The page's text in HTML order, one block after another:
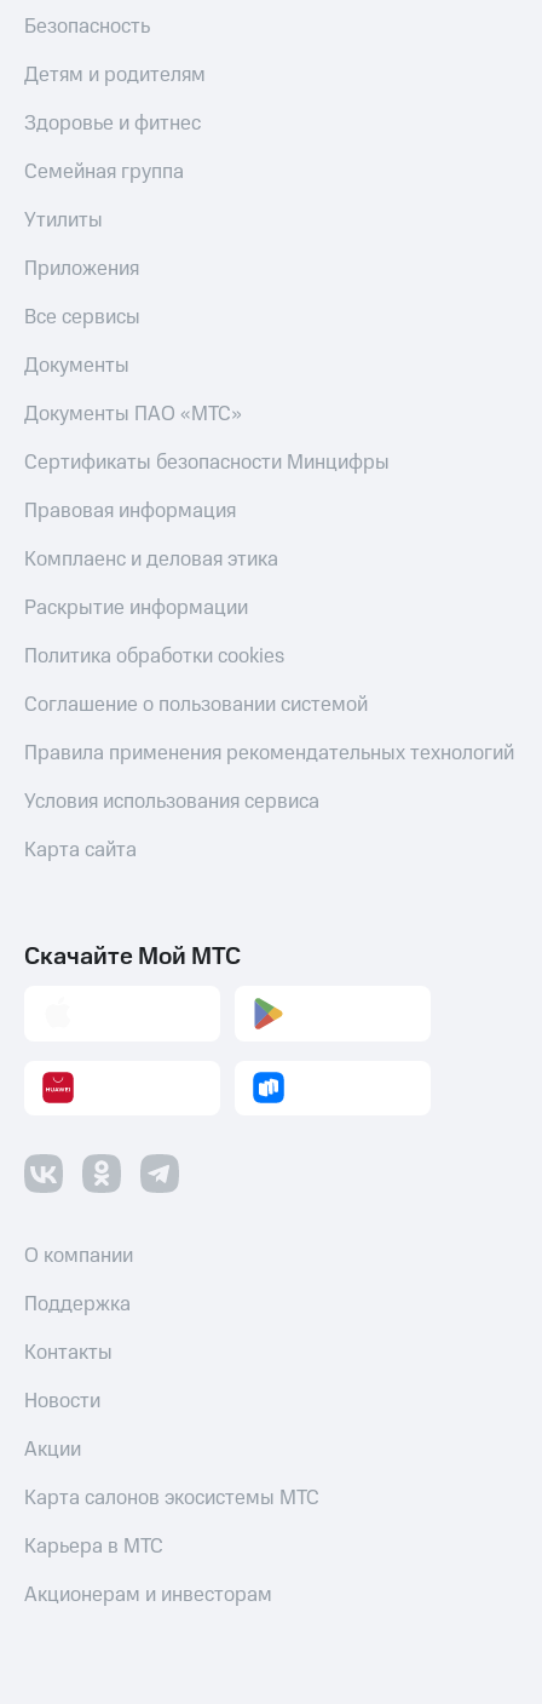
Безопасность
Детям и родителям
Здоровье и фитнес
Семейная группа
Утилиты
Приложения
Все сервисы
Документы
Документы ПАО «МТС»
Сертификаты безопасности Минцифры
Правовая информация
Комплаенс и деловая этика
Раскрытие информации
Политика обработки cookies
Соглашение о пользовании системой
Правила применения рекомендательных технологий
Условия использования сервиса
Карта сайта
Скачайте Мой МТС
О компании
Поддержка
Контакты
Новости
Акции
Карта салонов экосистемы МТС
Карьера в МТС
Акционерам и инвесторам